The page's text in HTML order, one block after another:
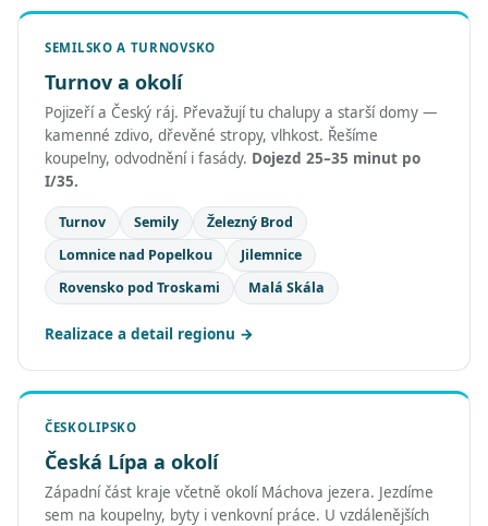
SEMILSKO A TURNOVSKO
Turnov a okolí
Pojizeří a Český ráj. Převažují tu chalupy a starší domy —
kamenné zdivo, dřevěné stropy, vlhkost. Řešíme
koupelny, odvodnění i fasády. Dojezd 25–35 minut po
I/35.
Turnov Semily
Železný Brod
Lomnice nad Popelkou
Jilemnice
Rovensko pod Troskami
Malá Skála
Realizace a detail regionu
ČESKOLIPSKO
Česká Lípa a okolí
Západní část kraje včetně okolí Máchova jezera. Jezdíme
sem na koupelny, byty i venkovní práce. U vzdálenějších